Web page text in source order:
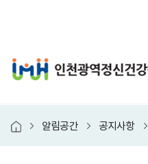
홈 알림공간 공지사항